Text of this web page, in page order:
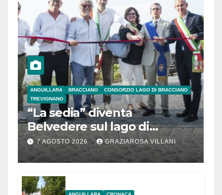
ANGUILLARA BRACCIANO
CONSORZIO LAGO DI BRACCIANO
TREVIGNANO
“La sedia” diventa
Belvedere sul lago di
Bracciano: ieri
l’inaugurazione
7 AGOSTO 2026 GRAZIAROSA VILLANI